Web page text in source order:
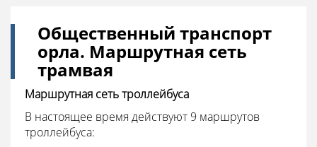
Общественный транспорт
орла. Маршрутная сеть
трамвая
Маршрутная сеть троллейбуса
В настоящее время действуют 9 маршрутов
троллейбуса: